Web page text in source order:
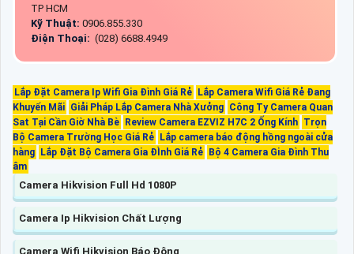
TP HCM
Kỹ Thuật: 0906.855.330
Điện Thoại: (028) 6688.4949
Lắp Đặt Camera Ip Wifi Gia Đình Giá Rẻ Lắp Camera Wifi Giá Rẻ Đang
Khuyến Mãi Giải Pháp Lắp Camera Nhà Xưởng Công Ty Camera Quan
Sat Tại Cần Giờ Nhà Bè Review Camera EZVIZ H7C 2 Ống Kính Trọn
Bộ Camera Trường Học Giá Rẻ Lắp camera báo động hồng ngoài cửa
hàng Lắp Đặt Bộ Camera Gia ĐÌnh Giá Rẻ Bộ 4 Camera Gia Đình Thu
âm
Camera Hikvision Full Hd 1080P
Camera Ip Hikvision Chất Lượng
Camera Wifi Hikvision Báo Động